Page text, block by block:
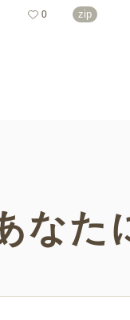
夕など夏
0
なしで自
もご利用
zip
なた